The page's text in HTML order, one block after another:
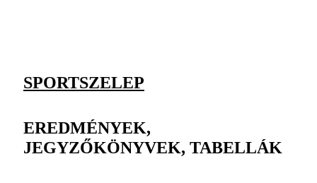
SPORTSZELEP
EREDMÉNYEK,
JEGYZŐKÖNYVEK, TABELLÁK